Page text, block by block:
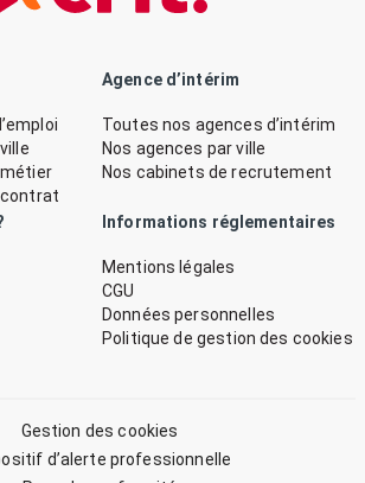
contrat
Agence d’intérim
Toutes nos agences d’intérim
Nos agences par ville
Nos cabinets de recrutement
Informations réglementaires
Mentions légales
CGU
Données personnelles
Politique de gestion des cookies
Gestion des cookies
d’alerte professionnelle